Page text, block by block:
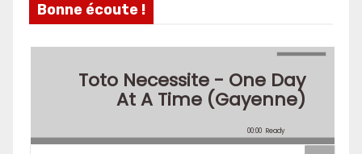
Bonne écoute !
Toto Necessite - One Day
At A Time (Gayenne)
00:00 Ready